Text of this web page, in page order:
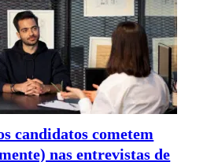
candidatos cometem
nas entrevistas de